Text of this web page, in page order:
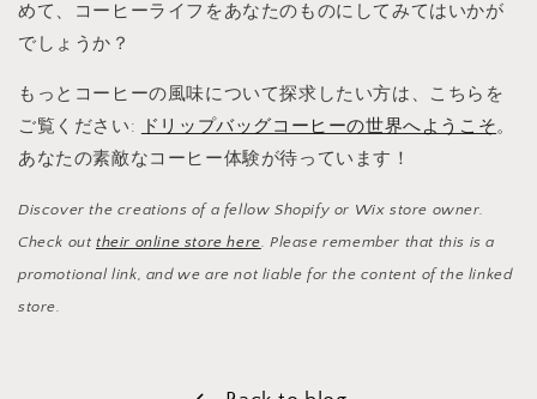
めて、コーヒーライフをあなたのものにしてみてはいかが
でしょうか？
もっとコーヒーの風味について探求したい方は、こちらを
ご覧ください:
ドリップバッグコーヒーの世界へようこそ。
あなたの素敵なコーヒー体験が待っています！
Discover the creations of a fellow Shopify or Wix store owner.
Check out their online store here. Please remember that this is a
promotional link, and we are not liable for the content of the linked
store.